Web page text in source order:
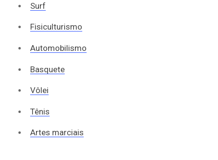
Surf
Fisiculturismo
Automobilismo
Basquete
Vôlei
Tênis
Artes marciais